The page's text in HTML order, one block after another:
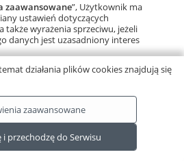
Oświatowe - 2026
pliki cookies.
się więcej
zaawansowane”, Użytkownik ma
ustawień dotyczących
także wyrażenia sprzeciwu, jeżeli
danych jest uzasadniony interes
ze strony internetowej bez
cookies będą zapisywane na
działania plików cookies znajdują się
zaawansowane
i przechodzę do Serwisu